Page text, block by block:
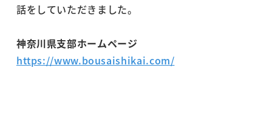
話をしていただきました。
神奈川県支部ホームページ
https://www.bousaishikai.com/